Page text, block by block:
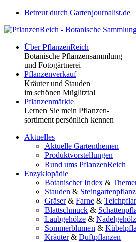
Betreut durch Gartenjournalist.de
Über PflanzenReich
Botanische Pflanzensammlung
und Fotogärtnerei
Pflanzenverkauf
Kräuter und Stauden
im schönen Müglitztal
Pflanzenmärkte
Lernen Sie mein Pflanzen-
sortiment persönlich kennen
Aktuelles
Aktuelle Gartenthemen
Produktvorstellungen
Rund ums PflanzenReich
Enzyklopädie
Botanischer Index &
Stauden &
Gräser& Farne &
Blattschmuck &
Laubgehölze &
Sommerblumen &
Kräuter& Duftpflanzen